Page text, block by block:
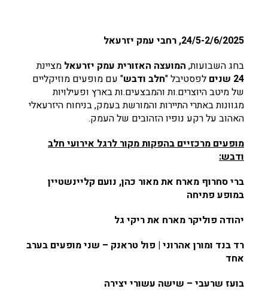
24/5-2/6/2025, רחבי עמק יזרעאל
בחג השבועות, המועצה האזורית עמק יזרעאל מציינת
24 שנים
לפסטיבל "חלב ודבש" עם מופעים מוזיקליים
של מיטב היוצרים.ות והמבצעים.ות בארץ ופעילויות
מגוונות באתרי התיירות והמורשת בעמק, בניחוח היזרעאלי
האהוב על רקע נופיו הזהובים של העמק.
מופעים מרכזיים בהפקות מקור לרגל אירועי חלב
ודבש:
ברי סחרוף מארח את מאור כהן, נועם קליינשטיין
במופע פתיחה
יהודה פוליקר מארח את ריקי גל
רד בנד ומורן אהרוני | פול טראנק – שני מופעים בערב
אחד
בועז שרעבי – שישה עשורי יצירה